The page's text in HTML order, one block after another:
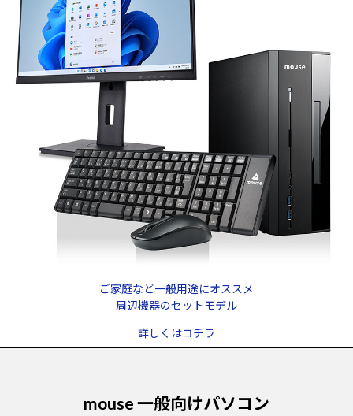
ご家庭など一般用途にオススメ
周辺機器のセットモデル
詳しくはコチラ
mouse 一般向けパソコン